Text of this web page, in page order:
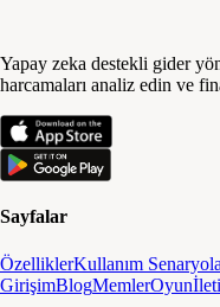
Yapay zeka destekli gider
harcamaları analiz edin ve
Sayfalar
ÖzelliklerKullanım
GirişimBlogMemlerOyun